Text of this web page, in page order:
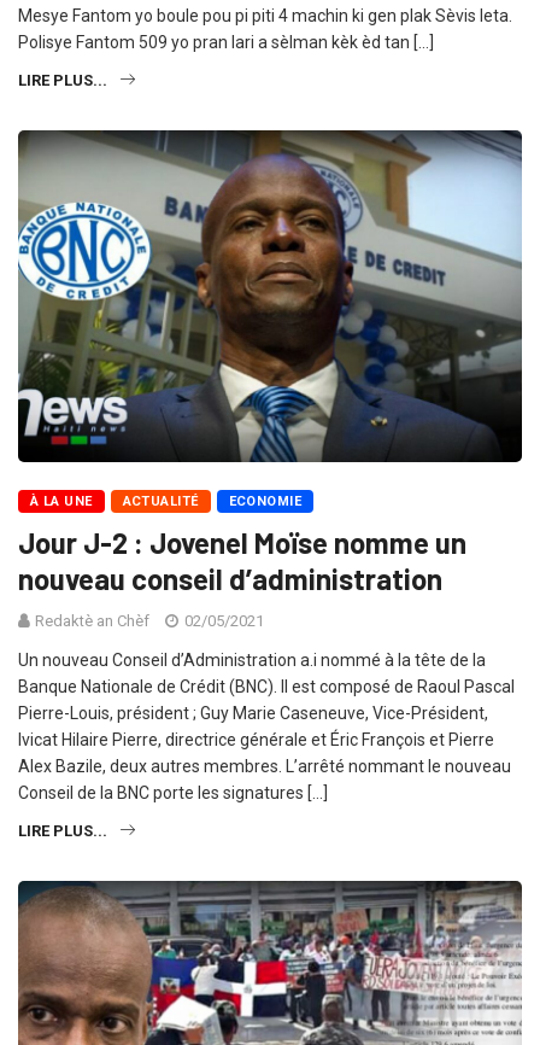
Mesye Fantom yo boule pou pi piti 4 machin ki gen plak Sèvis leta.
Polisye Fantom 509 yo pran lari a sèlman kèk èd tan […]
LIRE PLUS...
À LA UNE ACTUALITÉ ECONOMIE
Jour J-2 : Jovenel Moïse nomme un
nouveau conseil d’administration
Redaktè an Chèf 02/05/2021
Un nouveau Conseil d’Administration a.i nommé à la tête de la
Banque Nationale de Crédit (BNC). Il est composé de Raoul Pascal
Pierre-Louis, président ; Guy Marie Caseneuve, Vice-Président,
Ivicat Hilaire Pierre, directrice générale et Éric François et Pierre
Alex Bazile, deux autres membres. L’arrêté nommant le nouveau
Conseil de la BNC porte les signatures […]
LIRE PLUS...